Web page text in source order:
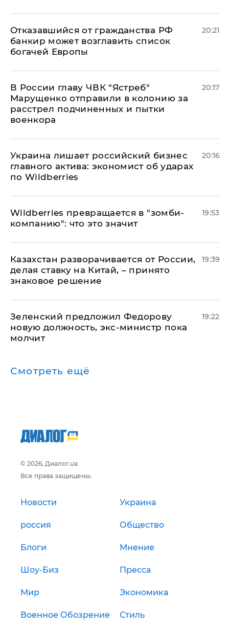
Отказавшийся от гражданства РФ
банкир может возглавить список
богачей Европы
20:21
В России главу ЧВК "Ястреб"
Марущенко отправили в колонию за
расстрел подчиненных и пытки
военкора
20:17
​Украина лишает российский бизнес
главного актива: экономист об ударах
по Wildberries
20:16
Wildberries превращается в "зомби-
компанию": что это значит
19:53
Казахстан разворачивается от России,
делая ставку на Китай, – принято
знаковое решение
19:39
Зеленский предложил Федорову
новую должность, экс-министр пока
молчит
19:22
Смотреть ещё
© 2026, Диалог.ua
Все права защищены.
Новости Украина
россия Общество
Блоги Мнение
Шоу-Биз Пресса
Мир Экономика
Военное Обозрение Стиль